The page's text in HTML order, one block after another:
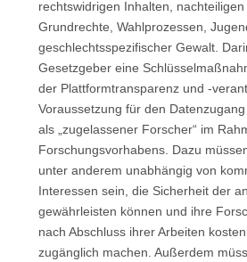
rechtswidrigen Inhalten,
Grundrechte, Wahlprozessen,
geschlechtsspezifischer Gewalt.
Gesetzgeber eine
der Plattformtransparenz und -
Voraussetzung für den
als „zugelassener Forscher“ im
Forschungsvorhabens. Dazu
unter anderem unabhängig von
Interessen sein, die Sicherheit der
gewährleisten können und ihre
nach Abschluss ihrer Arbeiten
zugänglich machen. Außerdem